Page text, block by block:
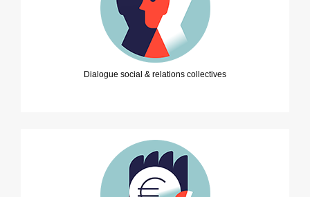
Dialogue social & relations collectives